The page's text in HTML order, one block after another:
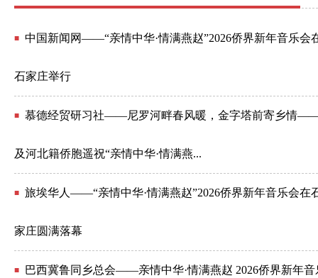
■ 中国新闻网——“亲情中华·情满燕赵”2026侨界新年音乐会
石家庄举行
■ 慕德经贸研习社——尼罗河畔春风暖，金字塔前寄乡情
及河北籍侨胞遥祝“亲情中华·情满燕...
■ 旅埃华人——“亲情中华·情满燕赵”2026侨界新年音乐会在
家庄圆满落幕
■ 巴西冀鲁同乡总会——亲情中华·情满燕赵 2026侨界新年音